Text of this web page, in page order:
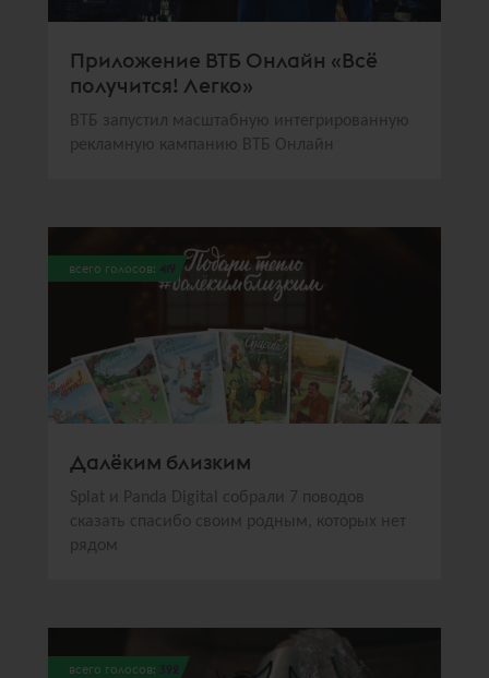
Приложение ВТБ Онлайн «Всё
получится! Легко»
ВТБ запустил масштабную интегрированную
рекламную кампанию ВТБ Онлайн
всего голосов: 419
Далёким близким
Splat и Panda Digital собрали 7 поводов
сказать спасибо своим родным, которых нет
рядом
всего голосов: 392